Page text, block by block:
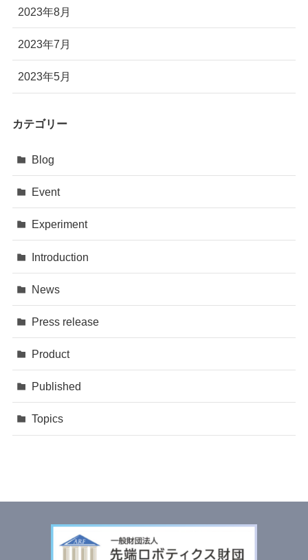
2023年8月
2023年7月
2023年5月
カテゴリー
Blog
Event
Experiment
Introduction
News
Press release
Product
Published
Topics